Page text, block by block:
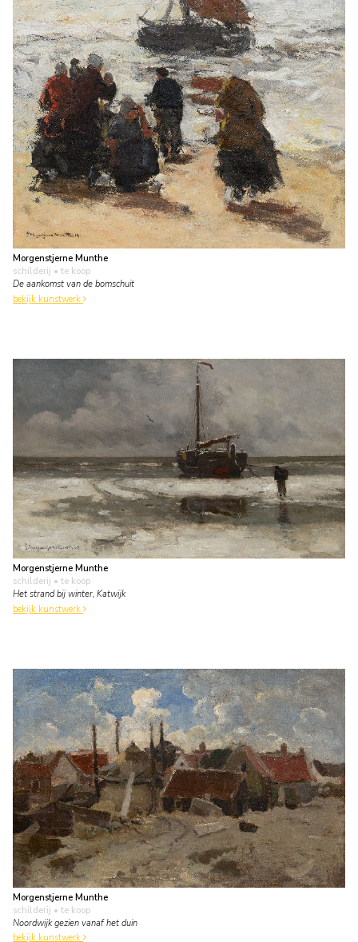
Morgenstjerne Munthe
schilderij • te koop
De aankomst van de bomschuit
bekijk kunstwerk
Morgenstjerne Munthe
schilderij • te koop
Het strand bij winter, Katwijk
bekijk kunstwerk
Morgenstjerne Munthe
schilderij • te koop
Noordwijk gezien vanaf het duin
bekijk kunstwerk